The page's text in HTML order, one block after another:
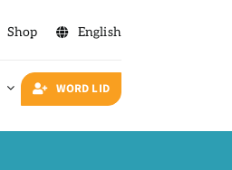
Shop English
WORD LID